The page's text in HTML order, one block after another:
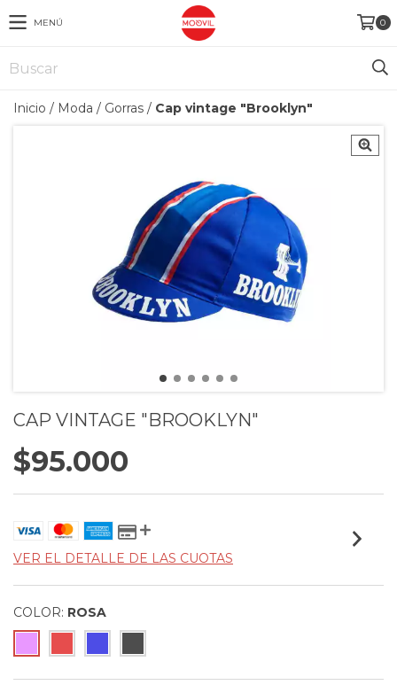
MENÚ 0
Inicio / Moda / Gorras / Cap vintage "Brooklyn"
CAP VINTAGE "BROOKLYN"
$95.000
VER EL DETALLE DE LAS CUOTAS
COLOR: ROSA